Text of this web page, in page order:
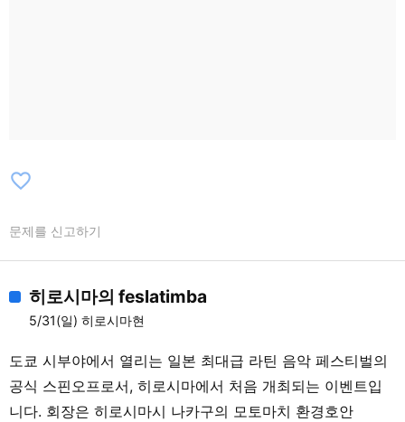
favorite_border
문제를 신고하기
히로시마의 feslatimba
5/31(일) 히로시마현
도쿄 시부야에서 열리는 일본 최대급 라틴 음악 페스티벌의
공식 스핀오프로서, 히로시마에서 처음 개최되는 이벤트입
니다. 회장은 히로시마시 나카구의 모토마치 환경호안